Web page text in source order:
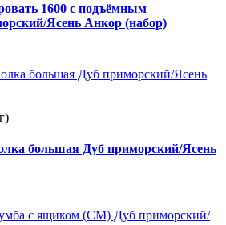
1600 с подъёмным
Ясень Анкор (набор)
большая Дуб приморский/Ясень